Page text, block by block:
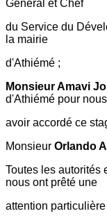
Général et Chef
du Service du
la mairie
d'Athiémé ;
Monsieur Amavi
d'Athiémé pour nous
avoir accordé ce
Monsieur Orlando
Toutes les autorités
nous ont prêté une
attention particulière